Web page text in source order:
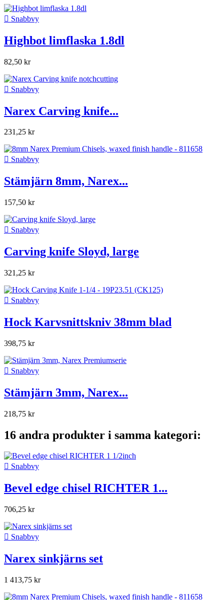
 Snabbvy
Highbot limflaska 1.8dl
82,50 kr
 Snabbvy
Narex Carving knife...
231,25 kr
 Snabbvy
Stämjärn 8mm, Narex...
157,50 kr
 Snabbvy
Carving knife Sloyd, large
321,25 kr
 Snabbvy
Hock Karvsnittskniv 38mm blad
398,75 kr
 Snabbvy
Stämjärn 3mm, Narex...
218,75 kr
16 andra produkter i samma kategori:
 Snabbvy
Bevel edge chisel RICHTER 1...
706,25 kr
 Snabbvy
Narex sinkjärns set
1 413,75 kr